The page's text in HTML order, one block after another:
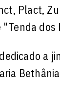
Plact,
dos
a